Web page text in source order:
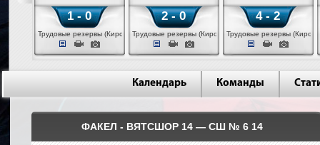
1 - 0
Трудовые резервы (Киров)
2 - 0
Трудовые резервы (Киров)
4 - 2
Трудовые резервы (Киров)
Календарь Команды
ФАКЕЛ - ВЯТСШОР 14 — СШ № 6 14